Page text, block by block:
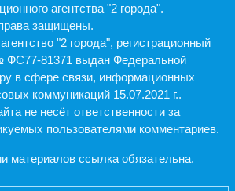
агентства "2 города".
защищены.
"2 города", регистрационный
81371 выдан Федеральной
в сфере связи, информационных
коммуникаций 15.07.2021 г..
не несёт ответственности за
пользователями комментариев.
материалов ссылка обязательна.